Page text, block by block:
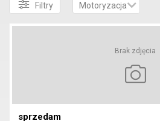
Filtry Motoryzacja
Brak zdjęcia
sprzedam